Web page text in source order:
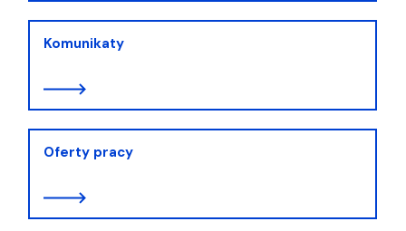
Komunikaty
Oferty pracy